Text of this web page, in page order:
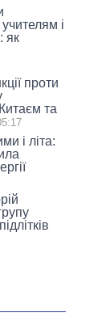
і
як
проти
та
і літа: